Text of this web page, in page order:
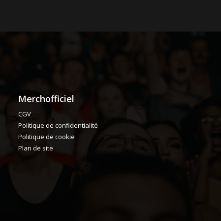
Merchofficiel
CGV
Politique de confidentialité
Politique de cookie
Plan de site